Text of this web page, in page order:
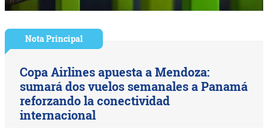
Nota Principal
Copa Airlines apuesta a Mendoza:
sumará dos vuelos semanales a Panamá
reforzando la conectividad
internacional